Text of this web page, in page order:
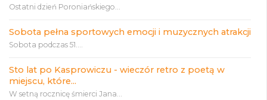
Ostatni dzień Poroniańskiego...
Sobota pełna sportowych emocji i muzycznych atrakcji
Sobota podczas 51....
Sto lat po Kasprowiczu - wieczór retro z poetą w
miejscu, które...
W setną rocznicę śmierci Jana...